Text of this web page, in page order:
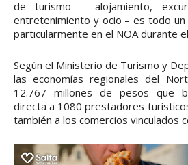
de turismo – alojamiento,
entretenimiento y ocio – es todo
particularmente en el NOA durante
Según el Ministerio de Turismo y
las economías regionales del
12.767 millones de pesos que
directa a 1080 prestadores
también a los comercios vinculados